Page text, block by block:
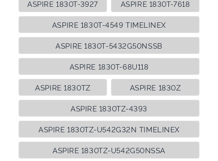
ASPIRE 1830T-3927
ASPIRE 1830T-4549 TIMELINEX
ASPIRE 1830T-5432G50NSSB
ASPIRE 1830T-68U118
ASPIRE 1830T-7618
ASPIRE 1830TZ
ASPIRE 1830TZ-4393
ASPIRE 1830TZ-U542G32N TIMELINEX
ASPIRE 1830TZ-U542G50NSSA
ASPIRE 1830Z